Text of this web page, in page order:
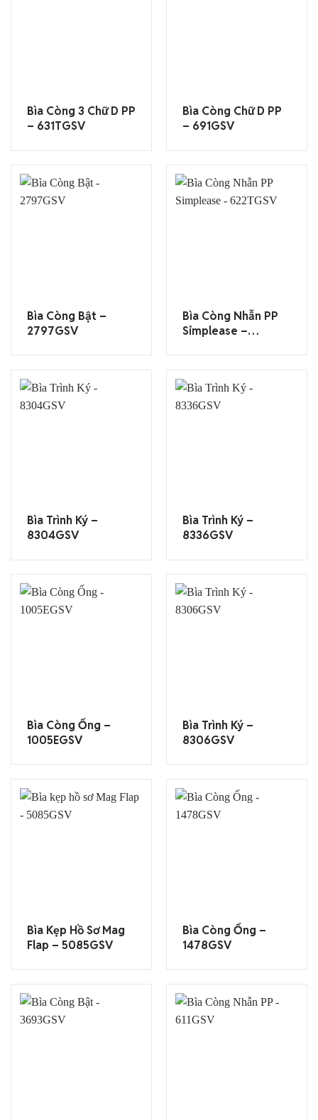
Bìa Còng 3 Chữ D PP
– 631TGSV
Bìa Còng Chữ D PP
– 691GSV
Bìa Còng Bật –
2797GSV
Bìa Còng Nhẫn PP
Simplease –
Bìa Trình Ký –
8304GSV
Bìa Trình Ký –
8336GSV
Bìa Còng Ống –
1005EGSV
Bìa Trình Ký –
8306GSV
Bìa Kẹp Hồ Sơ Mag
Flap – 5085GSV
Bìa Còng Ống –
1478GSV